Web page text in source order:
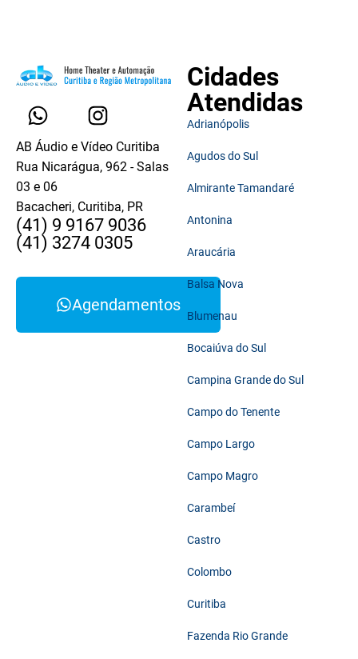
AB Áudio e Vídeo Curitiba
Rua Nicarágua, 962 - Salas
03 e 06
Bacacheri, Curitiba, PR
(41) 9 9167 9036
(41) 3274 0305
Agendamentos
Cidades
Atendidas
Adrianópolis
Agudos do Sul
Almirante Tamandaré
Antonina
Araucária
Balsa Nova
Blumenau
Bocaiúva do Sul
Campina Grande do Sul
Campo do Tenente
Campo Largo
Campo Magro
Carambeí
Castro
Colombo
Curitiba
Fazenda Rio Grande